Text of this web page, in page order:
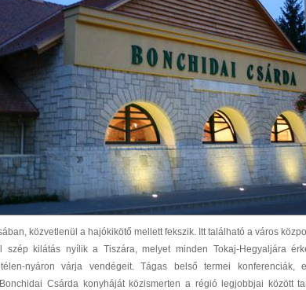
közvetlenül a hajókikötő mellett fekszik. Itt található a város
szép kilátás nyílik a Tiszára, melyet minden Tokaj-Hegyaljára
nyáron várja vendégeit. Tágas belső termei konferenciák,
Csárda konyháját közismerten a régió legjobbjai között